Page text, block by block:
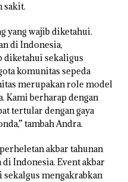
sakit.
yang wajib diketahui.
di Indonesia,
diketahui sekaligus
komunitas sepeda
merupakan role model
Kami berharap dengan
tertular dengan gaya
tambah Andra.
akbar tahunan
Indonesia. Event akbar
mengakrabkan